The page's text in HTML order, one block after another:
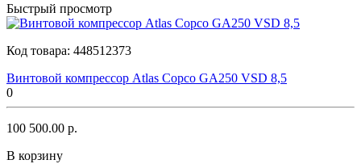
Быстрый просмотр
Код товара: 448512373
Винтовой компрессор Atlas Copco GA250 VSD 8,5
0
100 500.00 р.
В корзину